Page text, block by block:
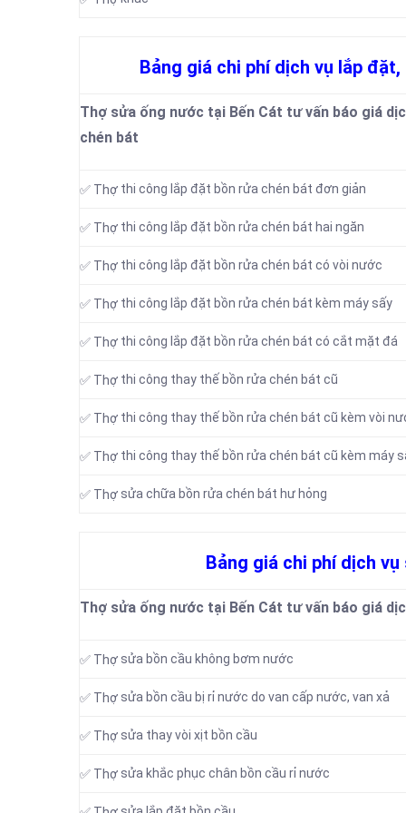
Bảng giá chi phí dịch vụ lắp
Thợ sửa ống nước tại Bến Cát tư vấn báo giá
chén bát
✅ Thợ thi công lắp đặt bồn rửa chén bát đơn giản
✅ Thợ thi công lắp đặt bồn rửa chén bát hai ngăn
✅ Thợ thi công lắp đặt bồn rửa chén bát có vòi nước
✅ Thợ thi công lắp đặt bồn rửa chén bát kèm máy sấy
✅ Thợ thi công lắp đặt bồn rửa chén bát có cắt mặt đá
✅ Thợ thi công thay thế bồn rửa chén bát cũ
✅ Thợ thi công thay thế bồn rửa chén bát cũ kèm vòi
✅ Thợ thi công thay thế bồn rửa chén bát cũ kèm máy
✅ Thợ sửa chữa bồn rửa chén bát hư hỏng
Bảng giá chi phí dịch
Thợ sửa ống nước tại Bến Cát tư vấn báo giá
✅ Thợ sửa bồn cầu không bơm nước
✅ Thợ sửa bồn cầu bị rỉ nước do van cấp nước, van xả
✅ Thợ sửa thay vòi xịt bồn cầu
✅ Thợ sửa khắc phục chân bồn cầu rỉ nước